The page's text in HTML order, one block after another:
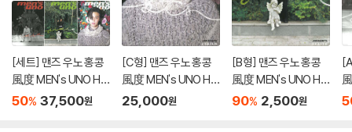
[세트] 맨즈 우노 홍콩
風度 MEN's UNO HK
2023년 12월 : BTS 지
50% 37,500원
[C형] 맨즈 우노 홍콩
風度 MEN's UNO HK
2023년 12월 : BTS 지
25,000원
[B형] 맨즈 우노 홍콩
風度 MEN's UNO HK
2023년 12월 : BTS 지
90% 2,500원